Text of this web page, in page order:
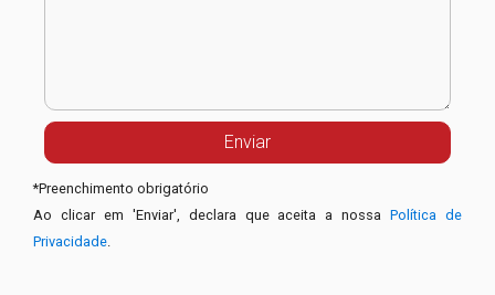
*Preenchimento obrigatório
Ao clicar em 'Enviar', declara que aceita a nossaPolítica de
Privacidade